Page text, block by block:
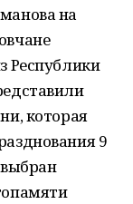
на
Республики
которая
9